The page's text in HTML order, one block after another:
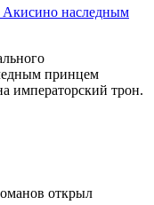
Акисино наследным
принцем
императорский трон.
открыл